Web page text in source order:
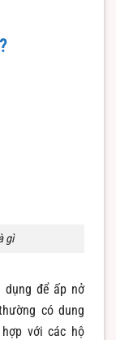
gì
để ấp nở
có dung
với các hộ